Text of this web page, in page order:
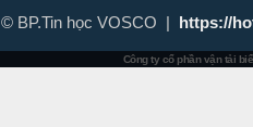
© BP.Tin học VOSCO | https://
Công ty cổ phần vận tải